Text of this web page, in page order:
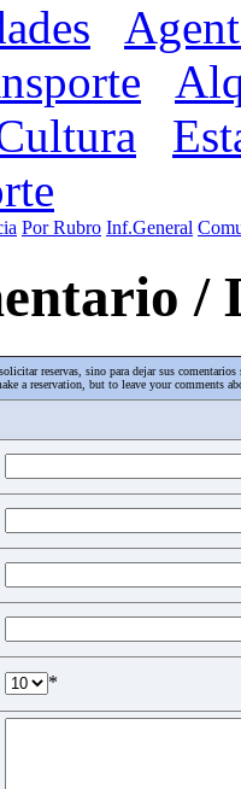
Por Rubro Inf.General
/
reservas, sino para dejar sus
a reservation, but to leave your comments
*